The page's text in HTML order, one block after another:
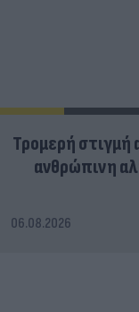
Τρομερή στιγμή
ανθρώπινη
06.08.2026